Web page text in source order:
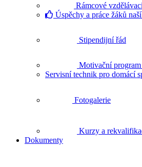
Rámcové
Úspěchy a práce žáků
Stipendijní řád
Motivační
Servisní technik pro domácí
Fotogalerie
Kurzy a
Dokumenty